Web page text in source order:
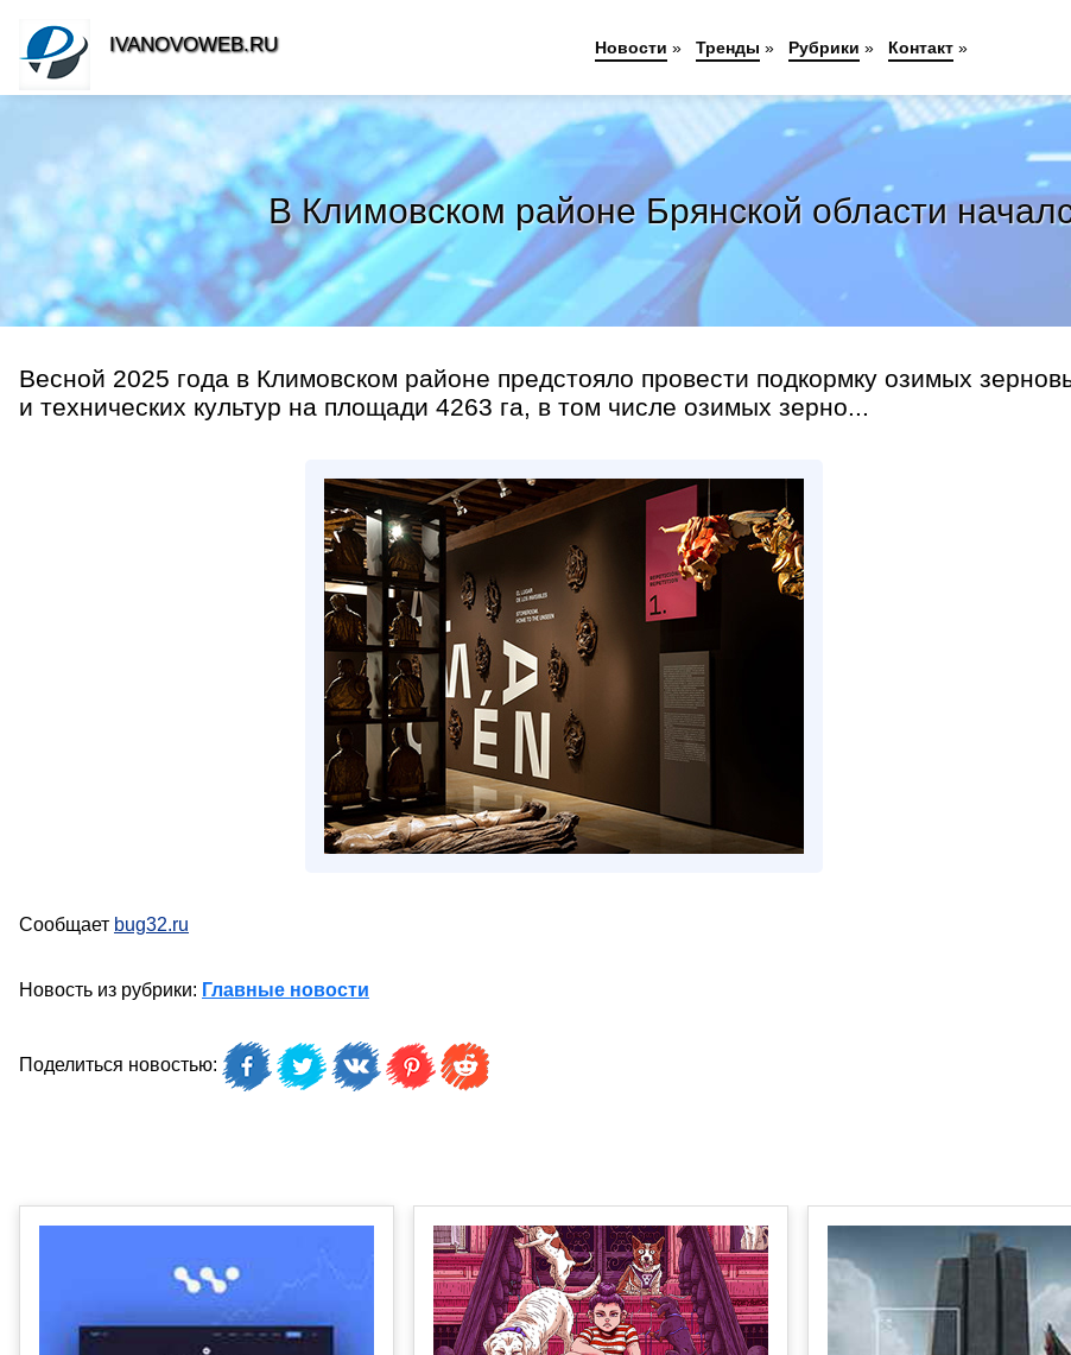
В Климовском районе Брянской области
Весной 2025 года в Климовском районе предстояло провести подкормку озимых
и технических культур на площади 4263 га, в том числе озимых зерно...
Сообщает bug32.ru
Новость из рубрики: Главные новости
Поделиться новостью:
IVANOVOWEB.RU Новости » Тренды » Рубрики » Контакт »